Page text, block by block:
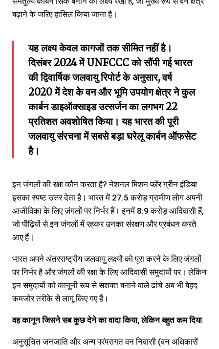
बढ़ाने के जरिए हासिल किया जाना है।
यह लक्ष्य केवल कागजों तक सीमित नहीं है।
दिसंबर 2024 में UNFCCC को सौंपी गई भारत
की द्विवार्षिक जलवायु रिपोर्ट के अनुसार, वर्ष
2020 में देश के वन और भूमि उपयोग क्षेत्र ने कुल
कार्बन डाइऑक्साइड उत्सर्जन का लगभग 22
प्रतिशत अवशोषित किया। यह भारत की पूरी
जलवायु संरचना में सबसे बड़ा घरेलू कार्बन ऑफसेट
है।
इन जंगलों की रक्षा कौन करता है? नेशनल मिशन फॉर ग्रीन इंडिया
इसका स्पष्ट उत्तर देता है। भारत में 27.5 करोड़ ग्रामीण लोग अपनी
आजीविका के लिए जंगलों पर निर्भर हैं। इनमें 8.9 करोड़ आदिवासी हैं,
जो पीढ़ियों से इन जंगलों में रहकर उनका संरक्षण और प्रबंधन करते
आए हैं।
भारत अपने अंतरराष्ट्रीय जलवायु लक्ष्यों को पूरा करने के लिए जंगलों
पर निर्भर है और जंगलों की रक्षा के लिए आदिवासी समुदायों पर। लेकिन
इन समुदायों को कानूनी रूप से सशक्त बनाने वाले ढांचे अब भी बेहद
कमजोर तरीके से लागू किए गए हैं।
वह कानून जिसने सब कुछ देने का वादा किया, लेकिन बहुत कम दिया
अनुसूचित जनजाति और अन्य परंपरागत वन निवासी (वन अधिकारों